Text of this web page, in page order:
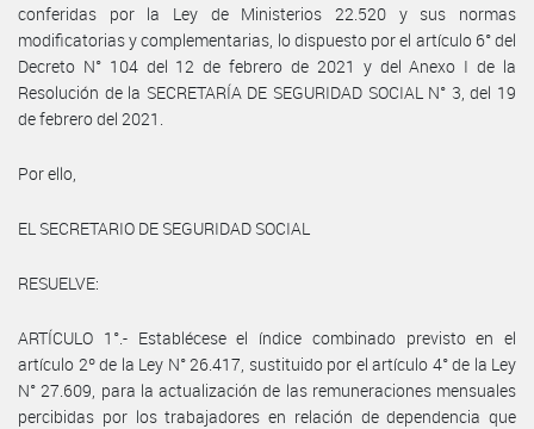
conferidas por la Ley de Ministerios 22.520 y sus normas
modificatorias y complementarias, lo dispuesto por el artículo 6° del
Decreto N° 104 del 12 de febrero de 2021 y del Anexo I de la
Resolución de la SECRETARÍA DE SEGURIDAD SOCIAL N° 3, del 19
de febrero del 2021.
Por ello,
EL SECRETARIO DE SEGURIDAD SOCIAL
RESUELVE:
ARTÍCULO 1°.- Establécese el índice combinado previsto en el
artículo 2º de la Ley N° 26.417, sustituido por el artículo 4° de la Ley
N° 27.609, para la actualización de las remuneraciones mensuales
percibidas por los trabajadores en relación de dependencia que